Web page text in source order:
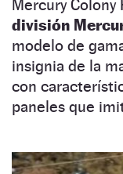
Mercury Colony
división
modelo de
insignia de la
con
paneles que